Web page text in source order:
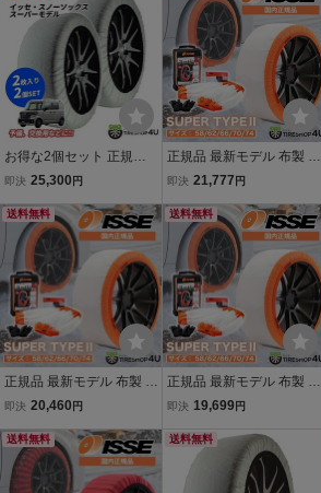
イヤチェーン ジャッキア
ップ不要
イヤチェーン ジャッキア
ップ不要
お得な2個セット 正規品
布製 ISSE サイズ66 スー
スノーソックス 非金属 タ
イヤチェーン ジャッキア
ップ不要
即決 25,300 円
正規品 最新モデル 布製 IS
SE サイズ74 イッセ スノ
プ2 非金属 タイヤチェー
ン ジャッキアップ不要
即決 21,777 円
送料無料
正規品 最新モデル 布製 IS
SE サイズ62 イッセ スノ
プ2 非金属 タイヤチェー
ン ジャッキアップ不要
即決 20,460 円
送料無料
正規品 最新モデル 布製 IS
SE サイズ58 イッセ スノ
プ2 非金属 タイヤチェー
ン ジャッキアップ不要
即決 19,699円
送料無料 送料無料